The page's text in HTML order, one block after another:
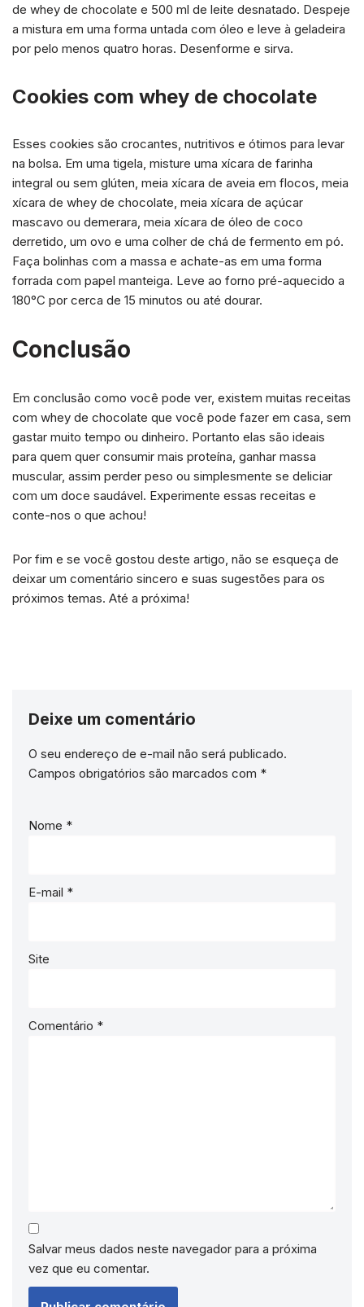
de whey de chocolate e 500 ml de leite desnatado. Despeje
a mistura em uma forma untada com óleo e leve à geladeira
por pelo menos quatro horas. Desenforme e sirva.
Cookies com whey de chocolate
Esses cookies são crocantes, nutritivos e ótimos para levar
na bolsa. Em uma tigela, misture uma xícara de farinha
integral ou sem glúten, meia xícara de aveia em flocos, meia
xícara de whey de chocolate, meia xícara de açúcar
mascavo ou demerara, meia xícara de óleo de coco
derretido, um ovo e uma colher de chá de fermento em pó.
Faça bolinhas com a massa e achate-as em uma forma
forrada com papel manteiga. Leve ao forno pré-aquecido a
180°C por cerca de 15 minutos ou até dourar.
Conclusão
Em conclusão como você pode ver, existem muitas receitas
com whey de chocolate que você pode fazer em casa, sem
gastar muito tempo ou dinheiro. Portanto elas são ideais
para quem quer consumir mais proteína, ganhar massa
muscular, assim perder peso ou simplesmente se deliciar
com um doce saudável. Experimente essas receitas e
conte-nos o que achou!
Por fim e se você gostou deste artigo, não se esqueça de
deixar um comentário sincero e suas sugestões para os
próximos temas. Até a próxima!
Deixe um comentário
O seu endereço de e-mail não será publicado.
Campos obrigatórios são marcados com *
Nome *
E-mail *
Site
Comentário *
Salvar meus dados neste navegador para a próxima
vez que eu comentar.